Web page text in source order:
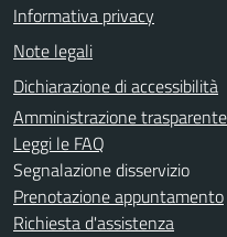
Informativa privacy
Note legali
Dichiarazione di accessibilità
Amministrazione trasparente
Leggi le FAQ
Segnalazione disservizio
Prenotazione appuntamento
Richiesta d'assistenza